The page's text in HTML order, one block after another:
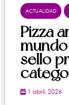
ACTUALIDAD
Pizza
sello
1 abril, 2026